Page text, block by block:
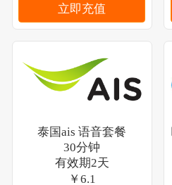
立即充值
泰国ais 语音套餐
30分钟
有效期2天
￥6.1